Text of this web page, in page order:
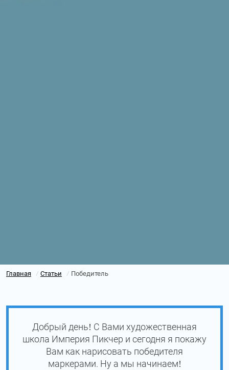
Главная / Статьи / Победитель
Добрый день! С Вами художественная
школа Империя Пикчер и сегодня я покажу
Вам как нарисовать победителя
маркерами. Ну а мы начинаем!